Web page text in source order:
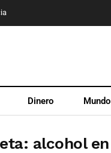
Dinero Mundo
alcohol